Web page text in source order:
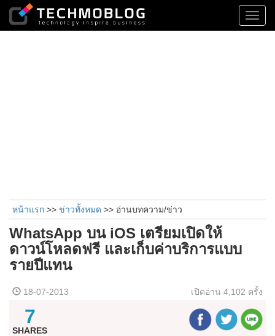
หน้าแรก >> ข่าวทั้งหมด >> อ่านบทความ/ข่าว
WhatsApp บน iOS เตรียมเปิดให้
ดาวน์โหลดฟรี และเก็บค่าบริการแบบ
รายปีแทน
18-07-2013 เปิดอ่าน 4,102 ครั้ง
7
SHARES